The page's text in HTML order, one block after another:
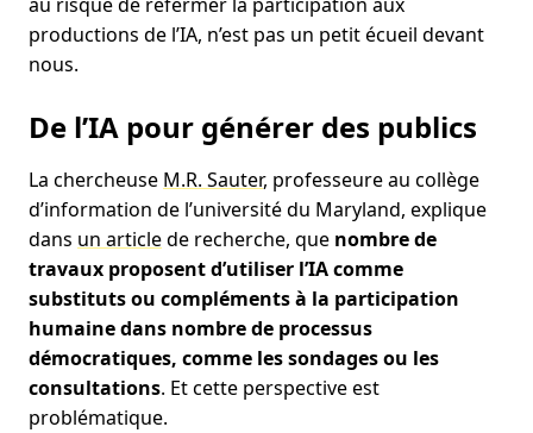
au risque de refermer la participation aux
productions de l’IA, n’est pas un petit écueil devant
nous.
De l’IA pour générer des publics
La chercheuse M.R. Sauter, professeure au collège
d’information de l’université du Maryland, explique
dans un articlede recherche, que nombre de
travaux proposent d’utiliser l’IA comme
substituts ou compléments à la participation
humaine dans nombre de processus
démocratiques, comme les sondages ou les
consultations. Et cette perspective est
problématique.